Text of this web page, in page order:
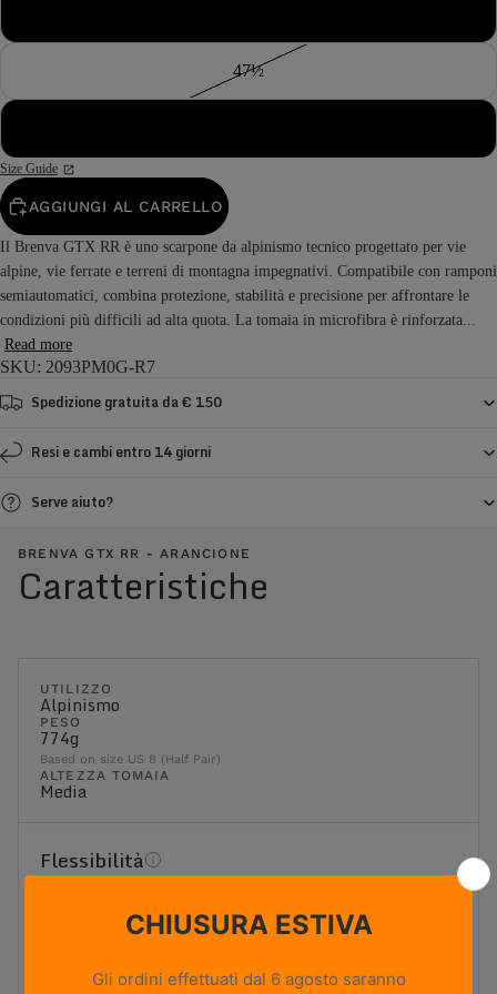
47½
Size Guide
AGGIUNGI AL CARRELLO
Il Brenva GTX RR è uno scarpone da alpinismo tecnico progettato per vie
alpine, vie ferrate e terreni di montagna impegnativi. Compatibile con ramponi
semiautomatici, combina protezione, stabilità e precisione per affrontare le
condizioni più difficili ad alta quota. La tomaia in microfibra è rinforzata...
Read more
SKU: 2093PM0G-R7
Spedizione gratuita da € 150
Resi e cambi entro 14 giorni
Serve aiuto?
BRENVA GTX RR - ARANCIONE
Caratteristiche
UTILIZZO
Alpinismo
PESO
774g
Based on size US 8 (Half Pair)
ALTEZZA TOMAIA
Media
Flessibilità
Offre una piattaforma stabile, un'elevata rigidità torsionale